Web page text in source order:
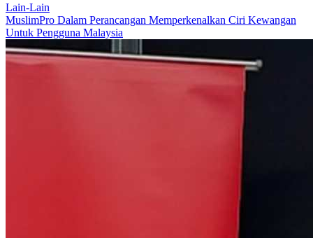
Lain-Lain
MuslimPro Dalam Perancangan Memperkenalkan Ciri Kewangan
Untuk Pengguna Malaysia